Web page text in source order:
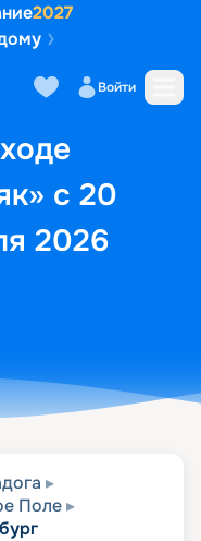
2027
Войти
с 20
2026
Маршрут и
Поле